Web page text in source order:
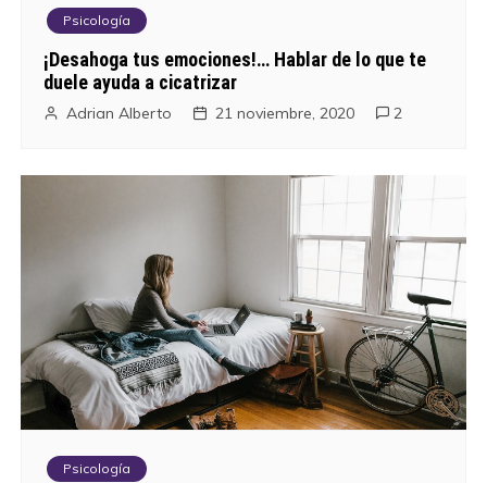
Psicología
¡Desahoga tus emociones!… Hablar de lo que te
duele ayuda a cicatrizar
Adrian Alberto 21 noviembre, 2020 2
Psicología